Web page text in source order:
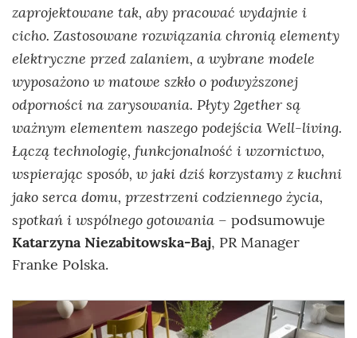
zaprojektowane tak, aby pracować wydajnie i
cicho. Zastosowane rozwiązania chronią elementy
elektryczne przed zalaniem, a wybrane modele
wyposażono w matowe szkło o podwyższonej
odporności na zarysowania. Płyty 2gether są
ważnym elementem naszego podejścia Well-living.
Łączą technologię, funkcjonalność i wzornictwo,
wspierając sposób, w jaki dziś korzystamy z kuchni
jako serca domu, przestrzeni codziennego życia,
spotkań i wspólnego gotowania – podsumowuje
Katarzyna Niezabitowska-Baj, PR Manager
Franke Polska.